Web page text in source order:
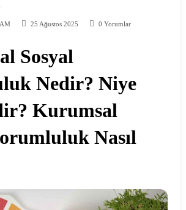
25 Ağustos 2025 0 Yorumlar
Sosyal
Nedir? Niye
Kurumsal
Nasıl